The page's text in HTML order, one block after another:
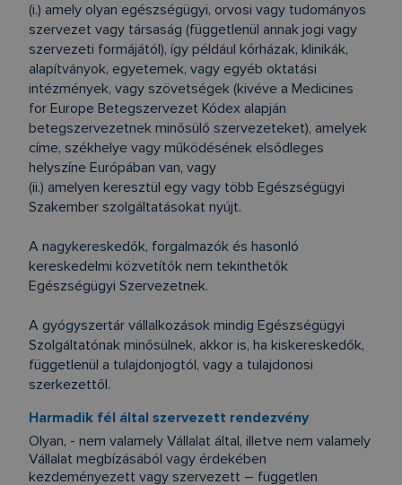
(i.) amely olyan egészségügyi, orvosi vagy tudományos
szervezet vagy társaság (függetlenül annak jogi vagy
szervezeti formájától), így például kórházak, klinikák,
alapítványok, egyetemek, vagy egyéb oktatási
intézmények, vagy szövetségek (kivéve a Medicines
for Europe Betegszervezet Kódex alapján
betegszervezetnek minősülő szervezeteket), amelyek
címe, székhelye vagy működésének elsődleges
helyszíne Európában van, vagy
(ii.) amelyen keresztül egy vagy több Egészségügyi
Szakember szolgáltatásokat nyújt.
A nagykereskedők, forgalmazók és hasonló
kereskedelmi közvetítők nem tekinthetők
Egészségügyi Szervezetnek.
A gyógyszertár vállalkozások mindig Egészségügyi
Szolgáltatónak minősülnek, akkor is, ha kiskereskedők,
függetlenül a tulajdonjogtól, vagy a tulajdonosi
szerkezettől.
Harmadik fél által szervezett rendezvény
Olyan, - nem valamely Vállalat által, illetve nem valamely
Vállalat megbízásából vagy érdekében
kezdeményezett vagy szervezett – független